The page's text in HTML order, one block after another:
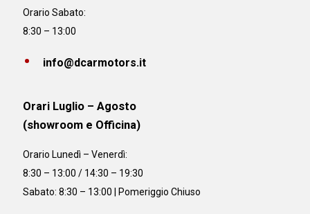
Orario Sabato:
8:30 – 13:00
info@dcarmotors.it
Orari Luglio – Agosto
(showroom e Officina)
Orario Lunedì – Venerdì:
8:30 – 13:00 / 14:30 – 19:30
Sabato: 8:30 – 13:00 | Pomeriggio Chiuso